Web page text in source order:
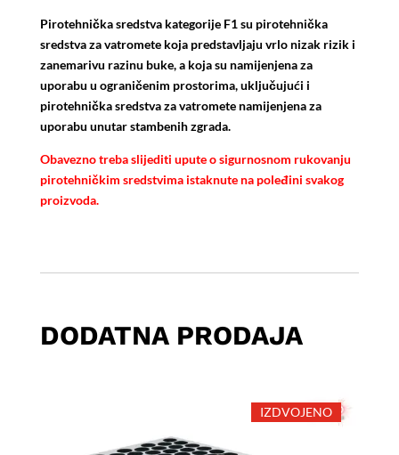
Pirotehnička sredstva kategorije F1 su pirotehnička
sredstva za vatromete koja predstavljaju vrlo nizak rizik i
zanemarivu razinu buke, a koja su namijenjena za
uporabu u ograničenim prostorima, uključujući i
pirotehnička sredstva za vatromete namijenjena za
uporabu unutar stambenih zgrada.
Obavezno treba slijediti upute o sigurnosnom rukovanju
pirotehničkim sredstvima istaknute na poleđini svakog
proizvoda.
DODATNA PRODAJA
IZDVOJENO